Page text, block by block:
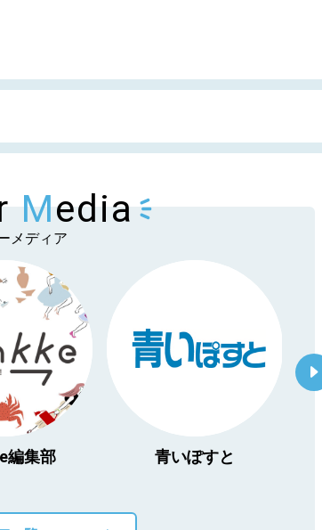
Media
メディア
編集部 青いぽすと